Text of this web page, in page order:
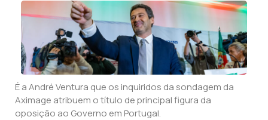
É a André Ventura que os inquiridos da sondagem da
Aximage atribuem o título de principal figura da
oposição ao Governo em Portugal.